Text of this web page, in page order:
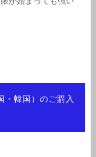
・韓国）のご購入